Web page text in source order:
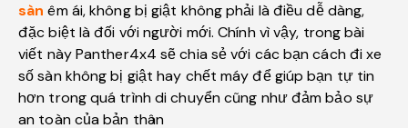
sàn êm ái, không bị giật không phải là điều dễ dàng,
đặc biệt là đối với người mới. Chính vì vậy, trong bài
viết này Panther4x4 sẽ chia sẻ với các bạn cách đi xe
số sàn không bị giật hay chết máy để giúp bạn tự tin
hơn trong quá trình di chuyển cũng như đảm bảo sự
an toàn của bản thân